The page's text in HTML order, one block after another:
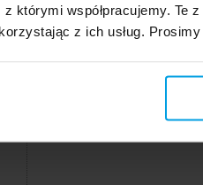
którymi współpracujemy. Te
z ich usług. Prosimy